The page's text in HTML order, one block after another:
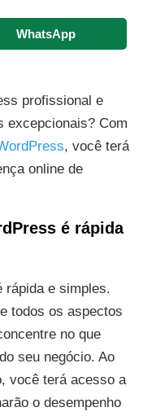
WhatsApp
profissional e
excepcionais? Com
, você terá
online de
é rápida
rápida e simples.
todos os aspectos
no que
seu negócio. Ao
você terá acesso a
o desempenho